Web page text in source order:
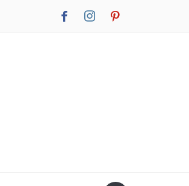
facebook instagrampinterest